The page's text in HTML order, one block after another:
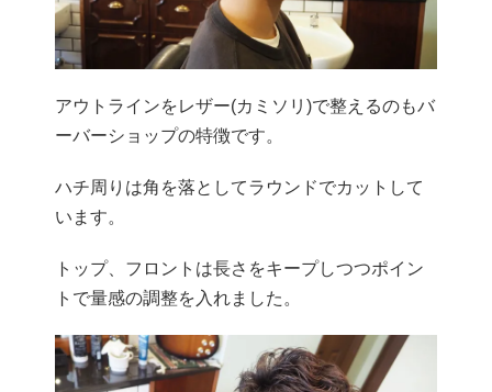
アウトラインをレザー(カミソリ)で整えるのもバ
ーバーショップの特徴です。
ハチ周りは角を落としてラウンドでカットして
います。
トップ、フロントは長さをキープしつつポイン
トで量感の調整を入れました。